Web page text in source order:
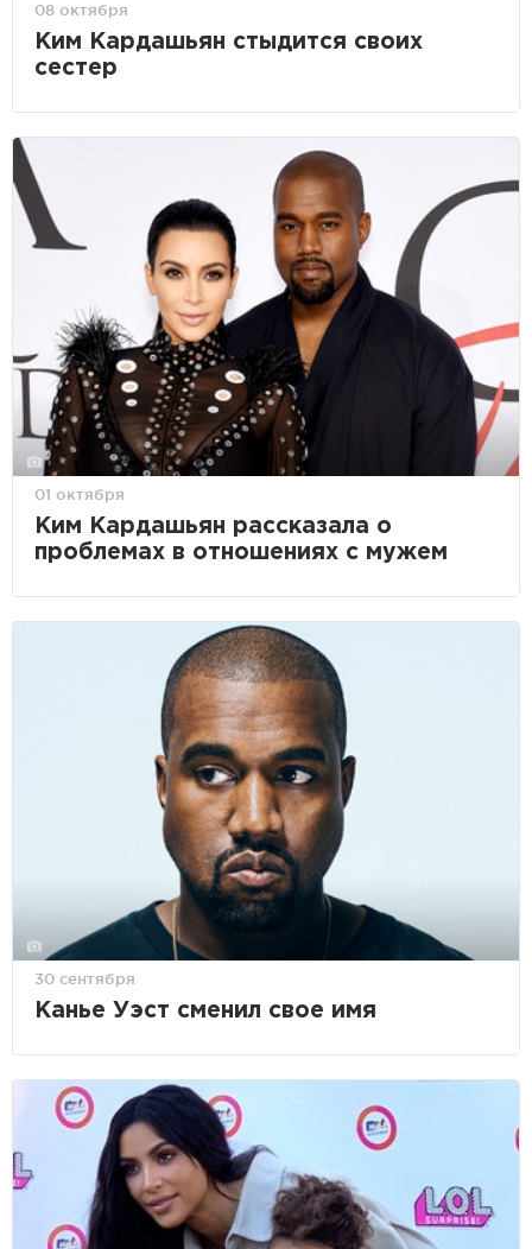
08 октября
Ким Кардашьян стыдится своих
сестер
01 октября
Ким Кардашьян рассказала о
проблемах в отношениях с мужем
30 сентября
Канье Уэст сменил свое имя